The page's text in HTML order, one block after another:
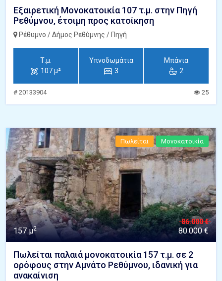
Εξαιρετική Μονοκατοικία 107 τ.μ. στην Πηγή
Ρεθύμνου, έτοιμη προς κατοίκηση
Ρέθυμνο / Δήμος Ρεθύμνης / Πηγή
Τ.μ.
107 μ²
Υπνοδωμάτια
3
Μπάνια
2
# 20133904 25
Πωλείται Μονοκατοικία
157 μ2
86.000 €
80.000 €
Πωλείται παλαιά μονοκατοικία 157 τ.μ. σε 2
ορόφους στην Αμνάτο Ρεθύμνου, ιδανική για
ανακαίνιση